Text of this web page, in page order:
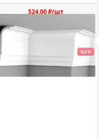
524,00 ₽/шт
ХИТ!